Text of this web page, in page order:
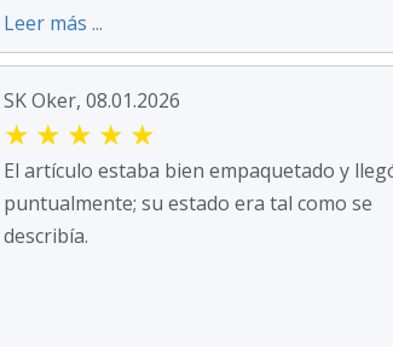
Leer más ...
SK Oker, 08.01.2026
★ ★ ★ ★ ★
El artículo estaba bien empaquetado y
puntualmente; su estado era tal como se
describía.